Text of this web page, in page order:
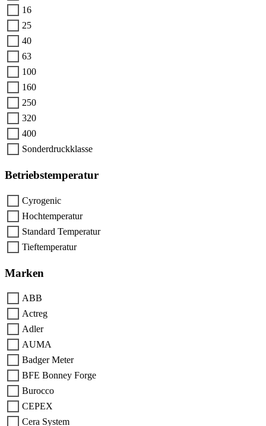
16
25
40
63
100
160
250
320
400
Sonderdruckklasse
Betriebstemperatur
Cyrogenic
Hochtemperatur
Standard Temperatur
Tieftemperatur
Marken
ABB
Actreg
Adler
AUMA
Badger Meter
BFE Bonney Forge
Burocco
CEPEX
Cera System